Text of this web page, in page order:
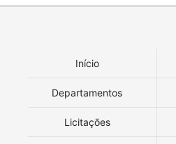
Início
Departamentos
Licitações